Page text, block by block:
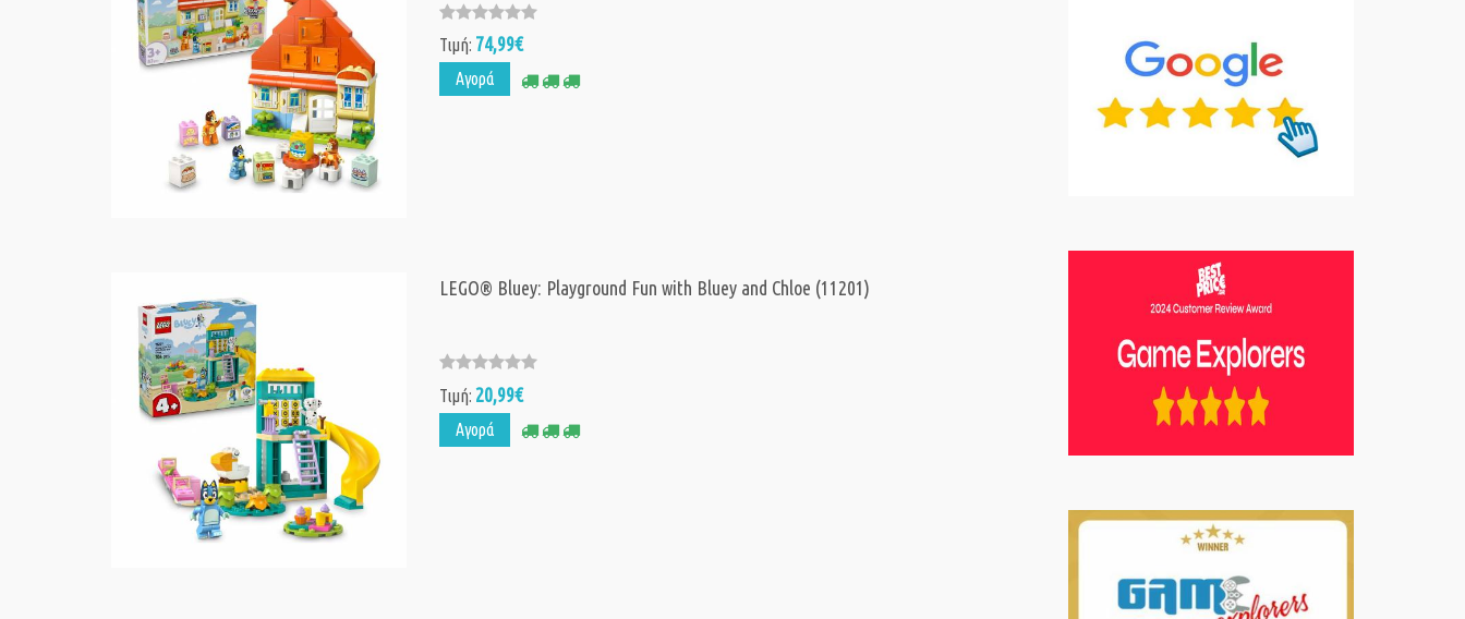
Τιμή: 74,99€
Αγορά
LEGO® Bluey: Playground Fun with Bluey and Chloe (11201)
Τιμή:20,99€
Αγορά